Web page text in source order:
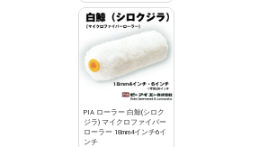
PIA ローラー 白鯨(シロク
ジラ) マイクロファイバー
ローラー 18mm4インチ6イ
ンチ